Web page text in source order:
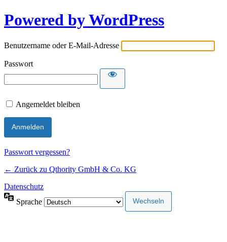
Powered by WordPress
Benutzername oder E-Mail-Adresse
Passwort
Angemeldet bleiben
Passwort vergessen?
← Zurück zu Qthority GmbH & Co. KG
Datenschutz
Sprache